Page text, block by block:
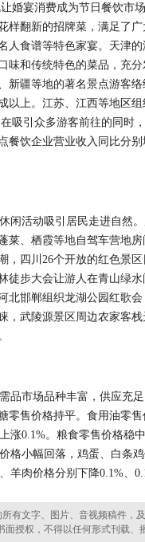
婚宴消费成为节日餐饮市
样翻新的招牌菜，满足了
人食谱等特色家宴。天津
味和传统特色的菜品，充
新疆等地的著名景点游客
上。江苏、江西等地区组
吸引众多游客前往的同时
饮企业营业收入同比分别
活动吸引居民走进自然
莱、栖霞等地自驾车营地
，四川26个开放的红色景
步大会让游人在青山绿水
北邯郸组织龙湖公园红歌
，武陵源景区周边农家客
市场品种丰富，供应充足
零售价格持平。食用油零
涨0.1%。粮食零售价格稳
格小幅回落，鸡蛋、白条
肉价格分别下降0.1%、
有文字、图片、音视频稿件，
授权，不得以任何形式刊载、